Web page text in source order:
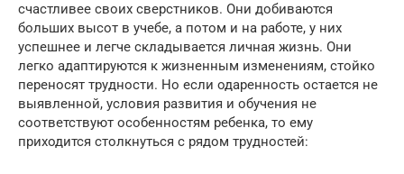
счастливее своих сверстников. Они добиваются
больших высот в учебе, а потом и на работе, у них
успешнее и легче складывается личная жизнь. Они
легко адаптируются к жизненным изменениям, стойко
переносят трудности. Но если одаренность остается не
выявленной, условия развития и обучения не
соответствуют особенностям ребенка, то ему
приходится столкнуться с рядом трудностей: